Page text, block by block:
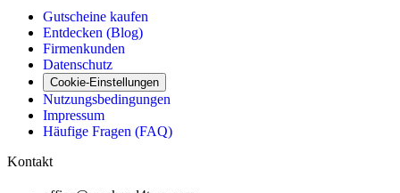
Gutscheine kaufen
Entdecken (Blog)
Firmenkunden
Datenschutz
Cookie-Einstellungen
Nutzungsbedingungen
Impressum
Häufige Fragen (FAQ)
Kontakt